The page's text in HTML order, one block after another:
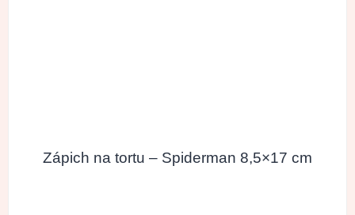
Zápich na tortu – Spiderman 8,5×17 cm